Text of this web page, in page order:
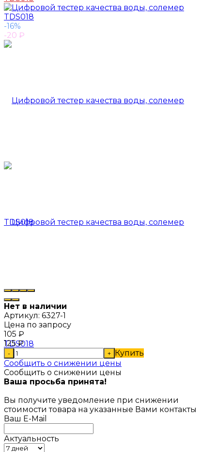
-16%
-20 ₽
Нет в наличии
Артикул: 6327-1
Цена по запросу
105 ₽
125₽
- + Купить
Сообщить о снижении цены
Сообщить о снижении цены
Ваша просьба принята!
Вы получите уведомление при снижении
стоимости товара на указанные Вами контакты
Ваш E-Mail
Актуальность